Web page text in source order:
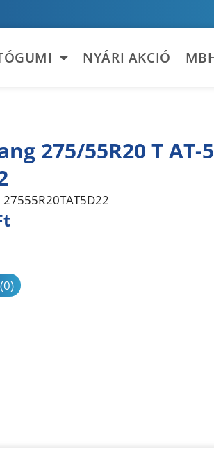
NYÁRI AKCIÓ
275/55R20 T AT-
27555R20TAT5D22
(0)